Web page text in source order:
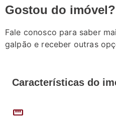
Gostou do imóvel?
Fale conosco para saber
galpão e receber outras
Características do
straighten